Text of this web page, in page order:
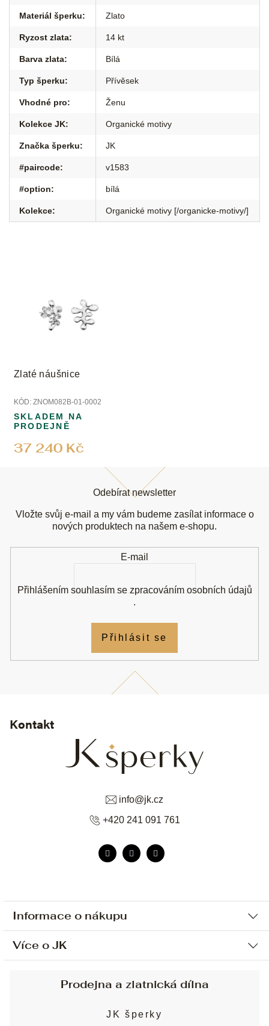
Materiál šperku: Zlato
Ryzost zlata: 14 kt
Barva zlata: Bílá
Typ šperku: Přívěsek
Vhodné pro: Ženu
Kolekce JK: Organické motivy
Značka šperku: JK
#paircode: v1583
#option: bílá
Kolekce: Organické motivy [/organicke-motivy/]
Zlaté náušnice
KÓD: ZNOM082B-01-0002
37 240 Kč
SKLADEM NA
PRODEJNĚ
Informace o nákupu
Ochrana osobních údajů
Sjednání osobní schůzky
Obchodní podmínky
Více o JK
Kontakt
info@jk.cz
+420 241 091 761
Odebírat newsletter
Vložte svůj e-mail a my vám budeme zasílat informace o
nových produktech na našem e-shopu.
E-mail
Přihlášením souhlasím se zpracováním osobních údajů
.
Přihlásit se
Prodejna a zlatnická dílna
JK šperky